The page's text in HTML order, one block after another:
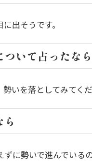
出そうです。
いて占ったなら
いを落としてみてくだ
に勢いで進んでいる